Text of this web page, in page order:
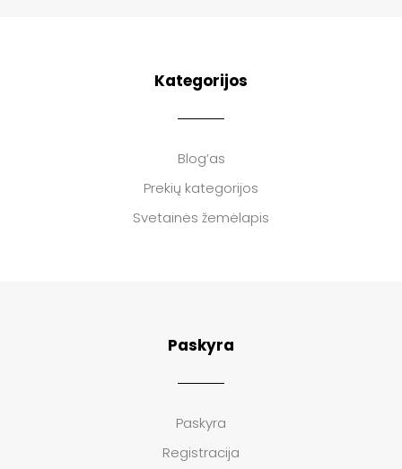
Kategorijos
Blog’as
Prekių kategorijos
Svetainės žemėlapis
Paskyra
Paskyra
Registracija